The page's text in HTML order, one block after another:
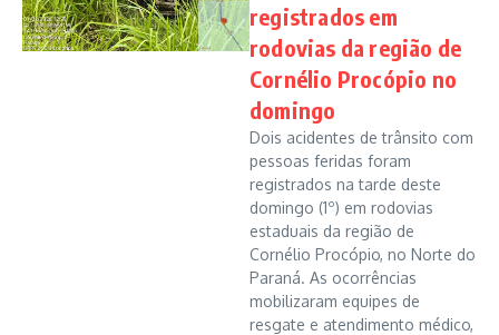
registrados em
rodovias da região de
Cornélio Procópio no
domingo
Dois acidentes de trânsito com
pessoas feridas foram
registrados na tarde deste
domingo (1º) em rodovias
estaduais da região de
Cornélio Procópio, no Norte do
Paraná. As ocorrências
mobilizaram equipes de
resgate e atendimento médico,